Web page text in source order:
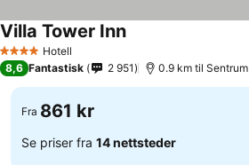
4 StjernerHotell
Villa Tower Inn
8,6 Fantastisk 2 951 0.9 km til Sentrum
Fra 861 kr
Se priser fra 14 nettsteder